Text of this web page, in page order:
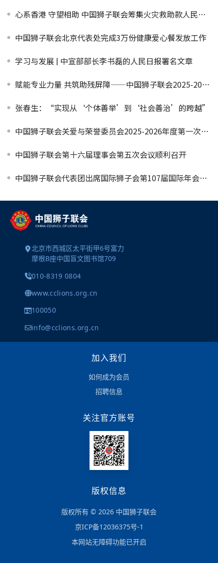
心系香港 守望相助 中国狮子联会筹集火灾救助款人民币共计350万元
中国狮子联会北京代表处完成3万份健康爱心餐发放工作
学习与发展 | 中宣部部长李书磊的人民日报署名文章
赋能专业力量 共筑助残屏障——中国狮子联会2025-2026年度助残讲师培训顺利举办
张春生：“实现从‘个体善举’到‘社会善治’的跨越”
中国狮子联会关爱与荣誉委员会2025-2026年度第一次工作会议顺利召开
中国狮子联会第十六届理事会第五次会议顺利召开
中国狮子联会代表团出席国际狮子会第107届国际年会开幕式并共同见证中国少年作品斩获世界和平海报全球总冠军
北京市西城区太平街甲6号富力
摩根B座中国盲文图书馆709
010-8319 0804
www.cclions.org.cn
100050
info@cclions.org.cn
加入我们
如何成为会员
招聘信息
关注官方账号
版权信息
版权所有 © 2026 中国狮子联会
京ICP备12036375号-1
本网站无障碍功能已开启